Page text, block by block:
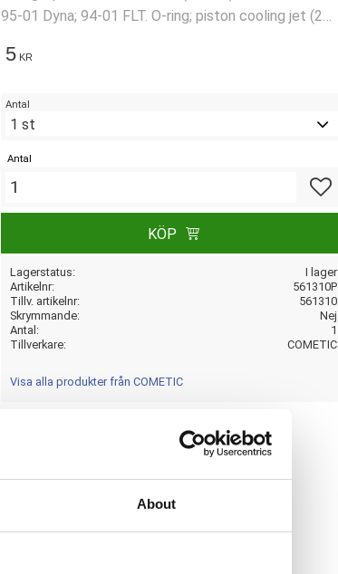
About
95-01 Dyna; 94-01 FLT. O-ring; piston cooling jet (2
00-17 Softail . Oil line fitting on oil pump (2 used): 08-
5 KR
Antal
Antal
KÖP
Lagerstatus
I lager
Artikelnr
561310P
Tillv. artikelnr
561310
Skrymmande
Nej
Antal
1
Tillverkare
COMETIC
Visa alla produkter från COMETIC
Dela med dig